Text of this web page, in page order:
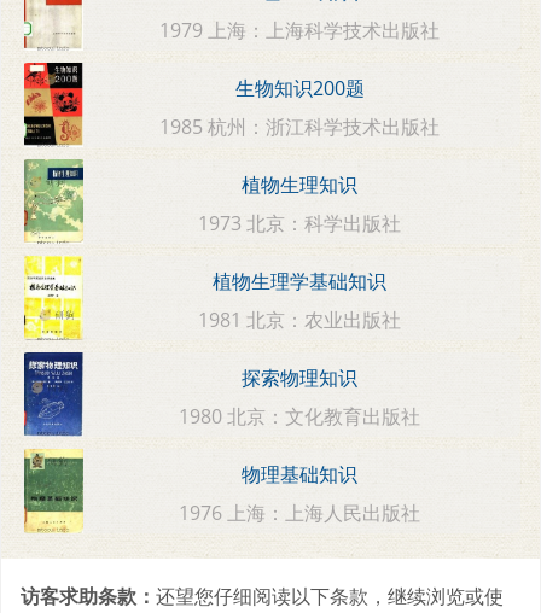
1979 上海：上海科学技术出版社
生物知识200题
1985 杭州：浙江科学技术出版社
植物生理知识
1973 北京：科学出版社
植物生理学基础知识
1981 北京：农业出版社
探索物理知识
1980 北京：文化教育出版社
物理基础知识
1976 上海：上海人民出版社
访客求助条款： 还望您仔细阅读以下条款，继续浏览或使